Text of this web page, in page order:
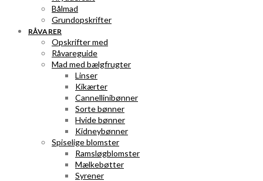
Bålmad
Grundopskrifter
RÅVARER
Opskrifter med
Råvareguide
Mad med bælgfrugter
Linser
Kikærter
Cannellinibønner
Sorte bønner
Hvide bønner
Kidneybønner
Spiselige blomster
Ramsløgblomster
Mælkebøtter
Syrener